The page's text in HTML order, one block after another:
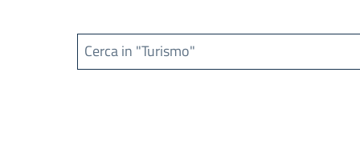
Cerca in "Turismo"